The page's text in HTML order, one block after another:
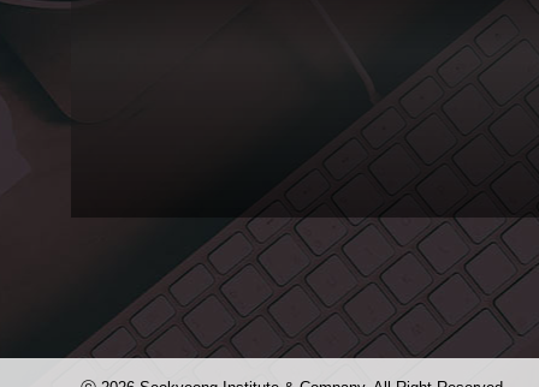
지난번에 예고했던 2012 어린이 창의력 디자인 캠프 후기입니다! 이날 정말
맑고 뜨겁고 화창한 날 아가들을 데리고 외출하다니 부모님들은 위대합니다.